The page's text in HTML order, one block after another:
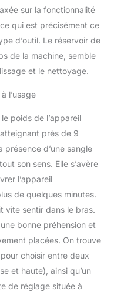
sur la fonctionnalité
qui est précisément ce
d’outil. Le réservoir de
de la machine, semble
et le nettoyage.
l’usage
poids de l’appareil
près de 9
présence d’une sangle
son sens. Elle s’avère
l’appareil
de quelques minutes.
vite sentir dans le bras.
bonne préhension et
placées. On trouve
choisir entre deux
et haute), ainsi qu’un
de réglage située à